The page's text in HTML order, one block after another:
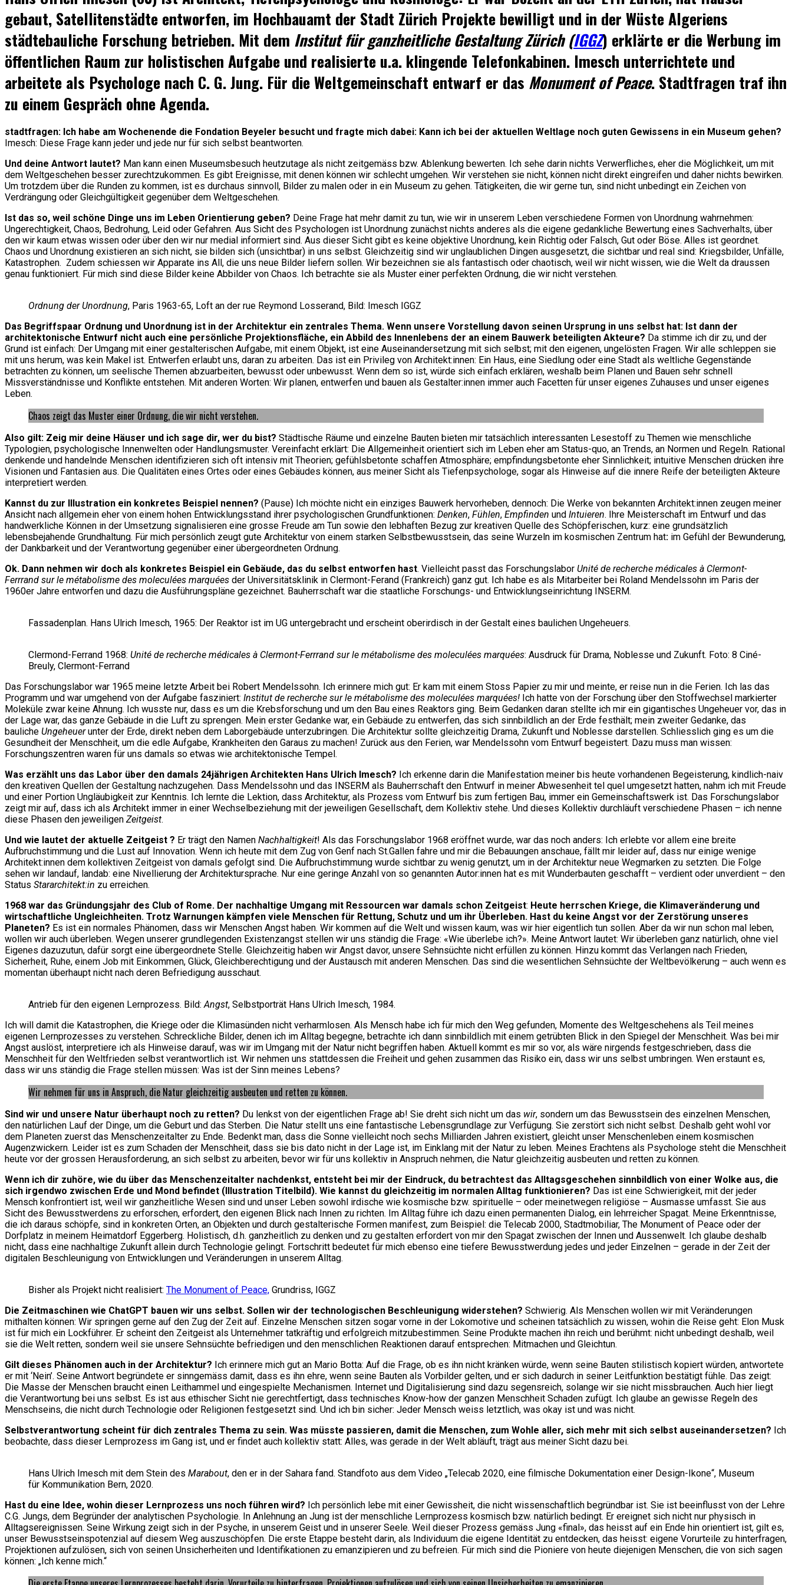
gebaut, Satellitenstädte entworfen, im Hochbauamt der Stadt Zürich Projekte bewilligt und in der Wüste Algeriens
städtebauliche Forschung betrieben. Mit dem Institut für ganzheitliche Gestaltung Zürich (IGGZ) erklärte er die Werbung im
öffentlichen Raum zur holistischen Aufgabe und realisierte u.a. klingende Telefonkabinen. Imesch unterrichtete und
arbeitete als Psychologe nach C. G. Jung. Für die Weltgemeinschaft entwarf er das Monument of Peace. Stadtfragen traf ihn
zu einem Gespräch ohne Agenda.
stadtfragen: Ich habe am Wochenende die Fondation Beyeler besucht und fragte mich dabei: Kann ich bei der aktuellen Weltlage noch guten Gewissens in ein Museum gehen?
Imesch: Diese Frage kann jeder und jede nur für sich selbst beantworten.
Und deine Antwort lautet? Man kann einen Museumsbesuch heutzutage als nicht zeitgemäss bzw. Ablenkung bewerten. Ich sehe darin nichts Verwerfliches, eher die Möglichkeit, um mit
dem Weltgeschehen besser zurechtzukommen. Es gibt Ereignisse, mit denen können wir schlecht umgehen. Wir verstehen sie nicht, können nicht direkt eingreifen und daher nichts bewirken.
Um trotzdem über die Runden zu kommen, ist es durchaus sinnvoll, Bilder zu malen oder in ein Museum zu gehen. Tätigkeiten, die wir gerne tun, sind nicht unbedingt ein Zeichen von
Verdrängung oder Gleichgültigkeit gegenüber dem Weltgeschehen.
Ist das so, weil schöne Dinge uns im Leben Orientierung geben? Deine Frage hat mehr damit zu tun, wie wir in unserem Leben verschiedene Formen von Unordnung wahrnehmen:
Ungerechtigkeit, Chaos, Bedrohung, Leid oder Gefahren. Aus Sicht des Psychologen ist Unordnung zunächst nichts anderes als die eigene gedankliche Bewertung eines Sachverhalts, über
den wir kaum etwas wissen oder über den wir nur medial informiert sind. Aus dieser Sicht gibt es keine objektive Unordnung, kein Richtig oder Falsch, Gut oder Böse. Alles ist geordnet.
Chaos und Unordnung existieren an sich nicht, sie bilden sich (unsichtbar) in uns selbst. Gleichzeitig sind wir unglaublichen Dingen ausgesetzt, die sichtbar und real sind: Kriegsbilder, Unfälle,
Katastrophen. Zudem schiessen wir Apparate ins All, die uns neue Bilder liefern sollen. Wir bezeichnen sie als fantastisch oder chaotisch, weil wir nicht wissen, wie die Welt da draussen
genau funktioniert. Für mich sind diese Bilder keine Abbilder von Chaos. Ich betrachte sie als Muster einer perfekten Ordnung, die wir nicht verstehen.
Ordnung der Unordnung, Paris 1963-65, Loft an der rue Reymond Losserand, Bild: Imesch IGGZ
Das Begriffspaar Ordnung und Unordnung ist in der Architektur ein zentrales Thema. Wenn unsere Vorstellung davon seinen Ursprung in uns selbst hat: Ist dann der
architektonische Entwurf nicht auch eine persönliche Projektionsfläche, ein Abbild des Innenlebens der an einem Bauwerk beteiligten Akteure? Da stimme ich dir zu, und der
Grund ist einfach: Der Umgang mit einer gestalterischen Aufgabe, mit einem Objekt, ist eine Auseinandersetzung mit sich selbst; mit den eigenen, ungelösten Fragen. Wir alle schleppen sie
mit uns herum, was kein Makel ist. Entwerfen erlaubt uns, daran zu arbeiten. Das ist ein Privileg von Architekt:innen: Ein Haus, eine Siedlung oder eine Stadt als weltliche Gegenstände
betrachten zu können, um seelische Themen abzuarbeiten, bewusst oder unbewusst. Wenn dem so ist, würde sich einfach erklären, weshalb beim Planen und Bauen sehr schnell
Missverständnisse und Konflikte entstehen. Mit anderen Worten: Wir planen, entwerfen und bauen als Gestalter:innen immer auch Facetten für unser eigenes Zuhauses und unser eigenes
Leben.
Chaos zeigt das Muster einer Ordnung, die wir nicht verstehen.
Also gilt: Zeig mir deine Häuser und ich sage dir, wer du bist? Städtische Räume und einzelne Bauten bieten mir tatsächlich interessanten Lesestoff zu Themen wie menschliche
Typologien, psychologische Innenwelten oder Handlungsmuster. Vereinfacht erklärt: Die Allgemeinheit orientiert sich im Leben eher am Status-quo, an Trends, an Normen und Regeln. Rational
denkende und handelnde Menschen identifizieren sich oft intensiv mit Theorien; gefühlsbetonte schaffen Atmosphäre; empfindungsbetonte eher Sinnlichkeit; intuitive Menschen drücken ihre
Visionen und Fantasien aus. Die Qualitäten eines Ortes oder eines Gebäudes können, aus meiner Sicht als Tiefenpsychologe, sogar als Hinweise auf die innere Reife der beteiligten Akteure
interpretiert werden.
Kannst du zur Illustration ein konkretes Beispiel nennen? (Pause) Ich möchte nicht ein einziges Bauwerk hervorheben, dennoch: Die Werke von bekannten Architekt:innen zeugen meiner
Ansicht nach allgemein eher von einem hohen Entwicklungsstand ihrer psychologischen Grundfunktionen: Denken, Fühlen, Empfinden und Intuieren. Ihre Meisterschaft im Entwurf und das
handwerkliche Können in der Umsetzung signalisieren eine grosse Freude am Tun sowie den lebhaften Bezug zur kreativen Quelle des Schöpferischen, kurz: eine grundsätzlich
lebensbejahende Grundhaltung. Für mich persönlich zeugt gute Architektur von einem starken Selbstbewusstsein, das seine Wurzeln im kosmischen Zentrum hat: im Gefühl der Bewunderung,
der Dankbarkeit und der Verantwortung gegenüber einer übergeordneten Ordnung.
Ok. Dann nehmen wir doch als konkretes Beispiel ein Gebäude, das du selbst entworfen hast. Vielleicht passt das Forschungslabor Unité de recherche médicales à Clermont-
Ferrrand sur le métabolisme des moleculées marquées der Universitätsklinik in Clermont-Ferand (Frankreich) ganz gut. Ich habe es als Mitarbeiter bei Roland Mendelssohn im Paris der
1960er Jahre entworfen und dazu die Ausführungspläne gezeichnet. Bauherrschaft war die staatliche Forschungs- und Entwicklungseinrichtung INSERM.
Fassadenplan. Hans Ulrich Imesch, 1965: Der Reaktor ist im UG untergebracht und erscheint oberirdisch in der Gestalt eines baulichen Ungeheuers.
Clermond-Ferrand 1968: Unité de recherche médicales à Clermont-Ferrrand sur le métabolisme des moleculées marquées: Ausdruck für Drama, Noblesse und Zukunft. Foto: 8 Ciné-
Breuly, Clermont-Ferrand
Das Forschungslabor war 1965 meine letzte Arbeit bei Robert Mendelssohn. Ich erinnere mich gut: Er kam mit einem Stoss Papier zu mir und meinte, er reise nun in die Ferien. Ich las das
Programm und war umgehend von der Aufgabe fasziniert: Institut de recherche sur le métabolisme des moleculées marquées! Ich hatte von der Forschung über den Stoffwechsel markierter
Moleküle zwar keine Ahnung. Ich wusste nur, dass es um die Krebsforschung und um den Bau eines Reaktors ging. Beim Gedanken daran stellte ich mir ein gigantisches Ungeheuer vor, das in
der Lage war, das ganze Gebäude in die Luft zu sprengen. Mein erster Gedanke war, ein Gebäude zu entwerfen, das sich sinnbildlich an der Erde festhält; mein zweiter Gedanke, das
bauliche Ungeheuerunter der Erde, direkt neben dem Laborgebäude unterzubringen. Die Architektur sollte gleichzeitig Drama, Zukunft und Noblesse darstellen. Schliesslich ging es um die
Gesundheit der Menschheit, um die edle Aufgabe, Krankheiten den Garaus zu machen! Zurück aus den Ferien, war Mendelssohn vom Entwurf begeistert. Dazu muss man wissen:
Forschungszentren waren für uns damals so etwas wie architektonische Tempel.
Was erzählt uns das Labor über den damals 24jährigen Architekten Hans Ulrich Imesch? Ich erkenne darin die Manifestation meiner bis heute vorhandenen Begeisterung, kindlich-naiv
den kreativen Quellen der Gestaltung nachzugehen. Dass Mendelssohn und das INSERM als Bauherrschaft den Entwurf in meiner Abwesenheit tel quel umgesetzt hatten, nahm ich mit Freude
und einer Portion Ungläubigkeit zur Kenntnis. Ich lernte die Lektion, dass Architektur, als Prozess vom Entwurf bis zum fertigen Bau, immer ein Gemeinschaftswerk ist. Das Forschungslabor
zeigt mir auf, dass ich als Architekt immer in einer Wechselbeziehung mit der jeweiligen Gesellschaft, dem Kollektiv stehe. Und dieses Kollektiv durchläuft verschiedene Phasen – ich nenne
diese Phasen den jeweiligen Zeitgeist.
Und wie lautet der aktuelle Zeitgeist ? Er trägt den Namen Nachhaltigkeit! Als das Forschungslabor 1968 eröffnet wurde, war das noch anders: Ich erlebte vor allem eine breite
Aufbruchstimmung und die Lust auf Innovation. Wenn ich heute mit dem Zug von Genf nach St.Gallen fahre und mir die Bebauungen anschaue, fällt mir leider auf, dass nur einige wenige
Architekt:innen dem kollektiven Zeitgeist von damals gefolgt sind. Die Aufbruchstimmung wurde sichtbar zu wenig genutzt, um in der Architektur neue Wegmarken zu setzten. Die Folge
sehen wir landauf, landab: eine Nivellierung der Architektursprache. Nur eine geringe Anzahl von so genannten Autor:innen hat es mit Wunderbauten geschafft – verdient oder unverdient – den
Status Stararchitekt:in zu erreichen.
1968 war das Gründungsjahr des Club of Rome. Der nachhaltige Umgang mit Ressourcen war damals schon Zeitgeist: Heute herrschen Kriege, die Klimaveränderung und
wirtschaftliche Ungleichheiten. Trotz Warnungen kämpfen viele Menschen für Rettung, Schutz und um ihr Überleben. Hast du keine Angst vor der Zerstörung unseres
Planeten? Es ist ein normales Phänomen, dass wir Menschen Angst haben. Wir kommen auf die Welt und wissen kaum, was wir hier eigentlich tun sollen. Aber da wir nun schon mal leben,
wollen wir auch überleben. Wegen unserer grundlegenden Existenzangst stellen wir uns ständig die Frage: «Wie überlebe ich?». Meine Antwort lautet: Wir überleben ganz natürlich, ohne viel
Eigenes dazuzutun, dafür sorgt eine übergeordnete Stelle. Gleichzeitig haben wir Angst davor, unsere Sehnsüchte nicht erfüllen zu können. Hinzu kommt das Verlangen nach Frieden,
Sicherheit, Ruhe, einem Job mit Einkommen, Glück, Gleichberechtigung und der Austausch mit anderen Menschen. Das sind die wesentlichen Sehnsüchte der Weltbevölkerung – auch wenn es
momentan überhaupt nicht nach deren Befriedigung ausschaut.
Antrieb für den eigenen Lernprozess. Bild:Angst, Selbstporträt Hans Ulrich Imesch, 1984.
Ich will damit die Katastrophen, die Kriege oder die Klimasünden nicht verharmlosen. Als Mensch habe ich für mich den Weg gefunden, Momente des Weltgeschehens als Teil meines
eigenen Lernprozesses zu verstehen. Schreckliche Bilder, denen ich im Alltag begegne, betrachte ich dann sinnbildlich mit einem getrübten Blick in den Spiegel der Menschheit. Was bei mir
Angst auslöst, interpretiere ich als Hinweise darauf, was wir im Umgang mit der Natur nicht begriffen haben. Aktuell kommt es mir so vor, als wäre nirgends festgeschrieben, dass die
Menschheit für den Weltfrieden selbst verantwortlich ist. Wir nehmen uns stattdessen die Freiheit und gehen zusammen das Risiko ein, dass wir uns selbst umbringen. Wen erstaunt es,
dass wir uns ständig die Frage stellen müssen: Was ist der Sinn meines Lebens?
Wir nehmen für uns in Anspruch, die Natur gleichzeitig ausbeuten und retten zu können.
Sind wir und unsere Natur überhaupt noch zu retten? Du lenkst von der eigentlichen Frage ab! Sie dreht sich nicht um das wir, sondern um das Bewusstsein des einzelnen Menschen,
den natürlichen Lauf der Dinge, um die Geburt und das Sterben. Die Natur stellt uns eine fantastische Lebensgrundlage zur Verfügung. Sie zerstört sich nicht selbst. Deshalb geht wohl vor
dem Planeten zuerst das Menschenzeitalter zu Ende. Bedenkt man, dass die Sonne vielleicht noch sechs Milliarden Jahren existiert, gleicht unser Menschenleben einem kosmischen
Augenzwickern. Leider ist es zum Schaden der Menschheit, dass sie bis dato nicht in der Lage ist, im Einklang mit der Natur zu leben. Meines Erachtens als Psychologe steht die Menschheit
heute vor der grossen Herausforderung, an sich selbst zu arbeiten, bevor wir für uns kollektiv in Anspruch nehmen, die Natur gleichzeitig ausbeuten und retten zu können.
Wenn ich dir zuhöre, wie du über das Menschenzeitalter nachdenkst, entsteht bei mir der Eindruck, du betrachtest das Alltagsgeschehen sinnbildlich von einer Wolke aus, die
sich irgendwo zwischen Erde und Mond befindet (Illustration Titelbild). Wie kannst du gleichzeitig im normalen Alltag funktionieren? Das ist eine Schwierigkeit, mit der jeder
Mensch konfrontiert ist, weil wir ganzheitliche Wesen sind und unser Leben sowohl irdische wie kosmische bzw. spirituelle – oder meinetwegen religiöse – Ausmasse umfasst. Sie aus
Sicht des Bewusstwerdens zu erforschen, erfordert, den eigenen Blick nach Innen zu richten. Im Alltag führe ich dazu einen permanenten Dialog, ein lehrreicher Spagat. Meine Erkenntnisse,
die ich daraus schöpfe, sind in konkreten Orten, an Objekten und durch gestalterische Formen manifest, zum Beispiel: die Telecab 2000, Stadtmobiliar, The Monument of Peace oder der
Dorfplatz in meinem Heimatdorf Eggerberg. Holistisch, d.h. ganzheitlich zu denken und zu gestalten erfordert von mir den Spagat zwischen der Innen und Aussenwelt. Ich glaube deshalb
nicht, dass eine nachhaltige Zukunft allein durch Technologie gelingt. Fortschritt bedeutet für mich ebenso eine tiefere Bewusstwerdung jedes und jeder Einzelnen – gerade in der Zeit der
digitalen Beschleunigung von Entwicklungen und Veränderungen in unserem Alltag.
Bisher als Projekt nicht realisiert: The Monument of Peace, Grundriss, IGGZ
Die Zeitmaschinen wie ChatGPT bauen wir uns selbst. Sollen wir der technologischen Beschleunigung widerstehen? Schwierig. Als Menschen wollen wir mit Veränderungen
mithalten können: Wir springen gerne auf den Zug der Zeit auf. Einzelne Menschen sitzen sogar vorne in der Lokomotive und scheinen tatsächlich zu wissen, wohin die Reise geht: Elon Musk
ist für mich ein Lockführer. Er scheint den Zeitgeist als Unternehmer tatkräftig und erfolgreich mitzubestimmen. Seine Produkte machen ihn reich und berühmt: nicht unbedingt deshalb, weil
sie die Welt retten, sondern weil sie unsere Sehnsüchte befriedigen und den menschlichen Reaktionen darauf entsprechen: Mitmachen und Gleichtun.
Gilt dieses Phänomen auch in der Architektur? Ich erinnere mich gut an Mario Botta: Auf die Frage, ob es ihn nicht kränken würde, wenn seine Bauten stilistisch kopiert würden, antwortete
er mit ‘Nein’. Seine Antwort begründete er sinngemäss damit, dass es ihn ehre, wenn seine Bauten als Vorbilder gelten, und er sich dadurch in seiner Leitfunktion bestätigt fühle. Das zeigt:
Die Masse der Menschen braucht einen Leithammel und eingespielte Mechanismen. Internet und Digitalisierung sind dazu segensreich, solange wir sie nicht missbrauchen. Auch hier liegt
die Verantwortung bei uns selbst. Es ist aus ethischer Sicht nie gerechtfertigt, dass technisches Know-how der ganzen Menschheit Schaden zufügt. Ich glaube an gewisse Regeln des
Menschseins, die nicht durch Technologie oder Religionen festgesetzt sind. Und ich bin sicher: Jeder Mensch weiss letztlich, was okay ist und was nicht.
Selbstverantwortung scheint für dich zentrales Thema zu sein. Was müsste passieren, damit die Menschen, zum Wohle aller, sich mehr mit sich selbst auseinandersetzen? Ich
beobachte, dass dieser Lernprozess im Gang ist, und er findet auch kollektiv statt: Alles, was gerade in der Welt abläuft, trägt aus meiner Sicht dazu bei.
Hans Ulrich Imesch mit dem Stein des Marabout, den er in der Sahara fand. Standfoto aus dem Video „Telecab 2020, eine filmische Dokumentation einer Design-Ikone“, Museum
für Kommunikation Bern, 2020.
Hast du eine Idee, wohin dieser Lernprozess uns noch führen wird? Ich persönlich lebe mit einer Gewissheit, die nicht wissenschaftlich begründbar ist. Sie ist beeinflusst von der Lehre
C.G. Jungs, dem Begründer der analytischen Psychologie. In Anlehnung an Jung ist der menschliche Lernprozess kosmisch bzw. natürlich bedingt. Er ereignet sich nicht nur physisch in
Alltagsereignissen. Seine Wirkung zeigt sich in der Psyche, in unserem Geist und in unserer Seele. Weil dieser Prozess gemäss Jung «final», das heisst auf ein Ende hin orientiert ist, gilt es,
unser Bewusstseinspotenzial auf diesem Weg auszuschöpfen. Die erste Etappe besteht darin, als Individuum die eigene Identität zu entdecken, das heisst: eigene Vorurteile zu hinterfragen,
Projektionen aufzulösen, sich von seinen Unsicherheiten und Identifikationen zu emanzipieren und zu befreien. Für mich sind die Pioniere von heute diejenigen Menschen, die von sich sagen
können: „Ich kenne mich.“